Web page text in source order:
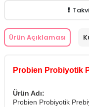
Ürün Açıklaması
Probien Probiyotik
Ürün Adı:
Probien Probiyotik